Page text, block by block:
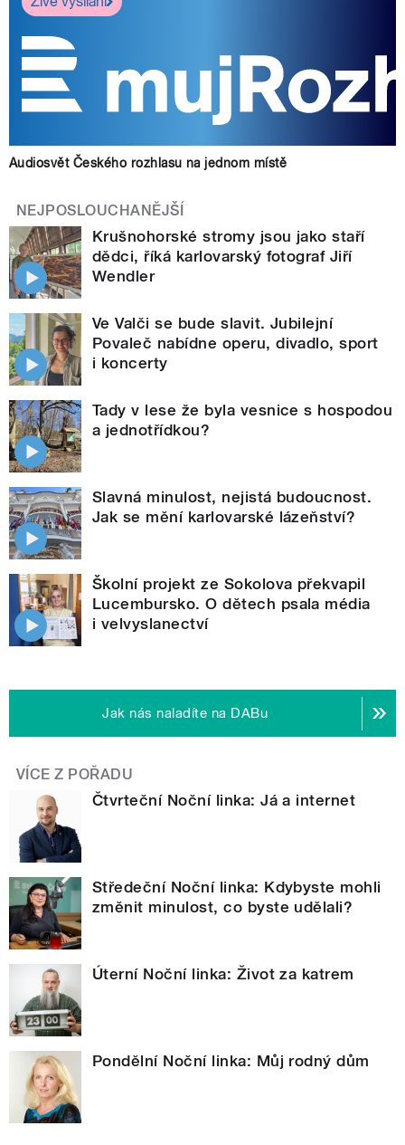
Audiosvět Českého rozhlasu na jednom místě
NEJPOSLOUCHANĚJŠÍ
Krušnohorské stromy jsou jako staří
dědci, říká karlovarský fotograf Jiří
Wendler
Ve Valči se bude slavit. Jubilejní
Povaleč nabídne operu, divadlo, sport
i koncerty
Tady v lese že byla vesnice s hospodou
a jednotřídkou?
Slavná minulost, nejistá budoucnost.
Jak se mění karlovarské lázeňství?
Školní projekt ze Sokolova překvapil
Lucembursko. O dětech psala média
i velvyslanectví
Jak nás naladíte na DABu
VÍCE Z POŘADU
Čtvrteční Noční linka: Já a internet
Středeční Noční linka: Kdybyste mohli
změnit minulost, co byste udělali?
Úterní Noční linka: Život za katrem
Pondělní Noční linka: Můj rodný dům